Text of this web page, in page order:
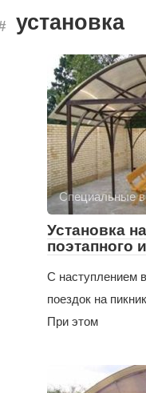
установка
Специальные
Установка
поэтапного
С наступлением
поездок на
При этом